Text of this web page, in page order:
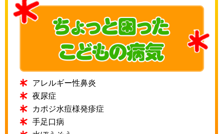
アレルギー性鼻炎
夜尿症
カポジ水痘様発疹症
手足口病